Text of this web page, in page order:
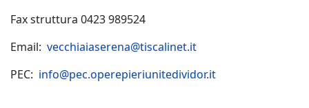
Fax struttura 0423 989524
Email: vecchiaiaserena@tiscalinet.it
PEC: info@pec.operepieriunitedividor.it